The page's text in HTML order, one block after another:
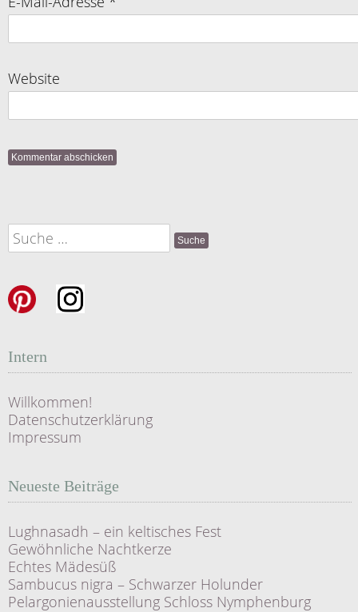
Website
Suche
nach:
Intern
Willkommen!
Datenschutzerklärung
Impressum
Neueste Beiträge
Lughnasadh – ein keltisches Fest
Gewöhnliche Nachtkerze
Echtes Mädesüß
Sambucus nigra – Schwarzer Holunder
Pelargonienausstellung Schloss Nymphenburg